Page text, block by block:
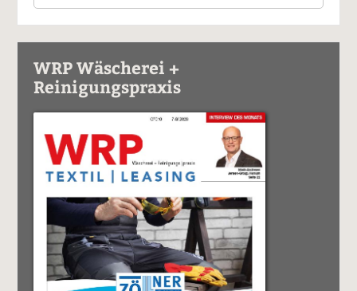
WRP Wäscherei +
Reinigungspraxis